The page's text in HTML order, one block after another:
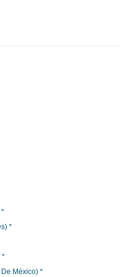
*
*
*
México) *